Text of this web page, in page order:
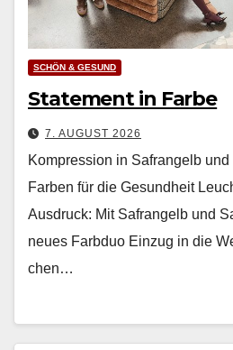
SCHÖN & GESUND
Statement in Farbe
7. AUGUST 2026
Kompression in Safrangelb
Farben für die Gesundheit
Aus­druck: Mit Safrangelb und
neues Farb­duo Einzug in die
chen…